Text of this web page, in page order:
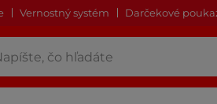
Vernostný systém Darčekové